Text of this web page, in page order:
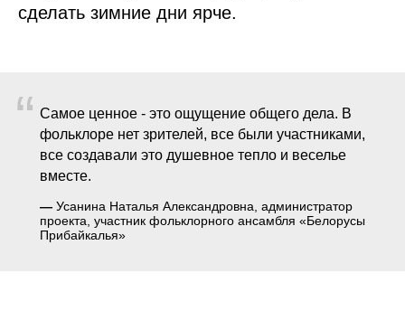
сделать зимние дни ярче.
“ Самое ценное - это ощущение общего дела. В
фольклоре нет зрителей, все были участниками,
все создавали это душевное тепло и веселье
вместе.
— Усанина Наталья Александровна, администратор
проекта, участник фольклорного ансамбля «Белорусы
Прибайкалья»